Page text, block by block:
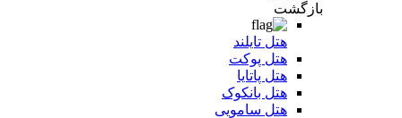
بازگشت
هتل تایلند
هتل پوکت
هتل پاتایا
هتل بانکوک
هتل سامویی